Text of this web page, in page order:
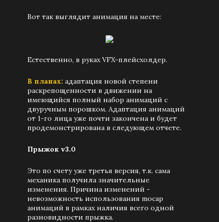
Вот так выглядит анимация на месте:
Естественно, в руках VFX-плейсхолдер.
В планах: адаптация новой степени
раскрепощенности в движении на
имеющийся полный набор анимаций с
двуручным порошком. Адаптация анимаций
от 1-го лица уже почти закончена и будет
продемонстрирована в следующем отчете.
Прыжок v3.0
Это по счету уже третья версия, т.к. сама
механика получила значительные
изменения. Причина изменений -
невозможность использования mocap
анимаций в рамках наличия всего одной
разновидности прыжка.